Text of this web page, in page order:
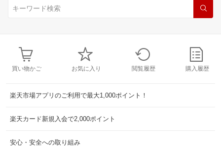
買い物かご お気に入り 閲覧履歴 購入履歴
楽天市場アプリのご利用で最大1,000ポイント！
楽天カード新規入会で2,000ポイント
安心・安全への取り組み